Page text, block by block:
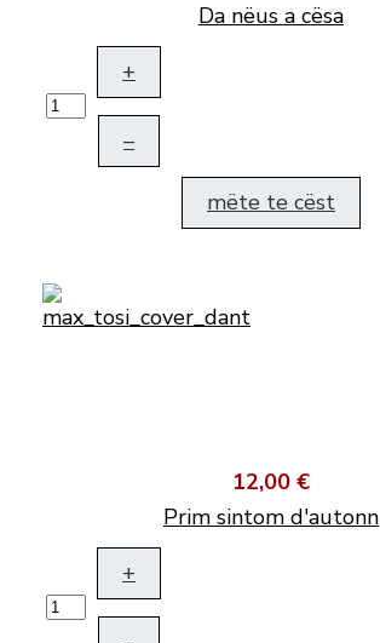
Da nëus a cësa
+
–
mëte te cëst
12,00 €
Prim sintom d'autonn
+